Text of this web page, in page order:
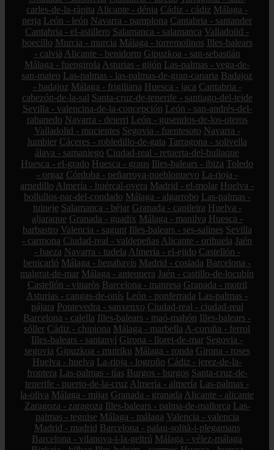
carles-de-la-ràpita Alicante - dénia Cádiz - cádiz Málaga -
nerja León - león Navarra - pamplona Cantabria - santander
Cantabria - el-astillero Salamanca - salamanca Valladolid -
boecillo Murcia - murcia Málaga - torremolinos Illes-balears
- calvià Alicante - benidorm Gipuzkoa - san-sebastián
Málaga - fuengirola Asturias - gijón Las-palmas - vega-de-
san-mateo Las-palmas - las-palmas-de-gran-canaria Badajoz
- badajoz Málaga - frigiliana Huesca - jaca Cantabria -
cabezón-de-la-sal Santa-cruz-de-tenerife - santiago-del-teide
Sevilla - valencina-de-la-concepción León - san-andrés-del-
rabanedo Navarra - deierri León - gusendos-de-los-oteros
Valladolid - mucientes Segovia - fuentesoto Navarra -
lumbier Cáceres - robledillo-de-gata Tarragona - solivella
álava - samaniego Ciudad-real - retuerta-del-bullaque
Huesca - el-grado Huesca - graus Illes-balears - ibiza Toledo
- orgaz Córdoba - peñarroya-pueblonuevo La-rioja -
arnedillo Almería - huércal-overa Madrid - el-molar Huelva -
bollullos-par-del-condado Málaga - algarrobo Las-palmas -
tuineje Salamanca - béjar Granada - capileira Huelva -
aljaraque Granada - guadix Málaga - manilva Huesca -
barbastro Valencia - sagunt Illes-balears - ses-salines Sevilla
- carmona Ciudad-real - valdepeñas Alicante - orihuela Jaén
- baeza Navarra - tudela Almería - el-ejido Castellón -
benicarló Málaga - benahavís Madrid - coslada Barcelona -
malgrat-de-mar Málaga - antequera Jaén - castillo-de-locubín
Castellón - vinaròs Barcelona - manresa Granada - motril
Asturias - cangas-de-onís León - ponferrada Las-palmas -
pájara Pontevedra - sanxenxo Ciudad-real - ciudad-real
Barcelona - calella Illes-balears - maó-mahón Illes-balears -
sóller Cádiz - chipiona Málaga - marbella A-coruña - ferrol
Illes-balears - santanyí Girona - lloret-de-mar Segovia -
segovia Gipuzkoa - mutriku Málaga - ronda Girona - roses
Huelva - huelva La-rioja - logroño Cádiz - jerez-de-la-
frontera Las-palmas - tías Burgos - burgos Santa-cruz-de-
tenerife - puerto-de-la-cruz Almería - almería Las-palmas -
la-oliva Málaga - mijas Granada - granada Alicante - alicante
Zaragoza - zaragoza Illes-balears - palma-de-mallorca Las-
palmas - teguise Málaga - málaga Valencia - valencia
Madrid - madrid Barcelona - palau-solità-i-plegamans
Barcelona - vilanova-i-la-geltrú Málaga - vélez-málaga